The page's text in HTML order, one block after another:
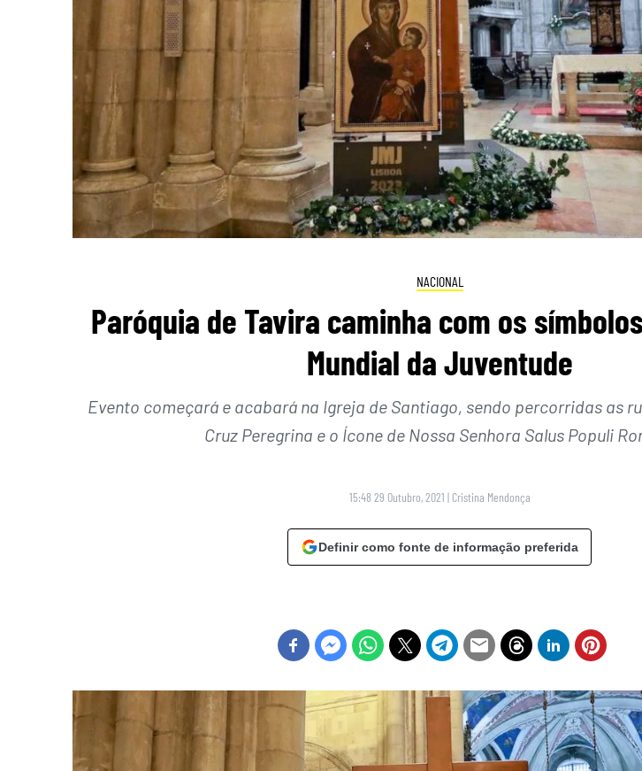
NACIONAL
Paróquia de Tavira caminha com os
Mundial da Juventude
Evento começará e acabará na Igreja de Santiago, sendo percorridas as
Cruz Peregrina e o Ícone de Nossa Senhora Salus Populi
15:48 29 Outubro, 2021 | Cristina Mendonça
Definir como fonte de informação preferida